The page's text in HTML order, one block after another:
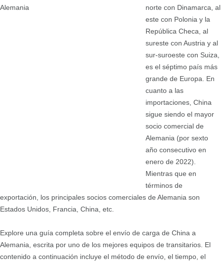
norte con Dinamarca, al
este con Polonia y la
República Checa, al
sureste con Austria y al
sur-suroeste con Suiza,
es el séptimo país más
grande de Europa. En
cuanto a las
importaciones, China
sigue siendo el mayor
socio comercial de
Alemania (por sexto
año consecutivo en
enero de 2022).
Mientras que en
términos de
exportación, los principales socios comerciales de Alemania son
Estados Unidos, Francia, China, etc.
Explore una guía completa sobre el envío de carga de China a
Alemania, escrita por uno de los mejores equipos de transitarios. El
contenido a continuación incluye el método de envío, el tiempo, el